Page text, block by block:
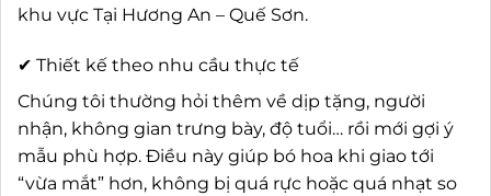
khu vực Tại Hương An – Quế Sơn.
✔ Thiết kế theo nhu cầu thực tế
Chúng tôi thường hỏi thêm về dịp tặng, người
nhận, không gian trưng bày, độ tuổi… rồi mới gợi ý
mẫu phù hợp. Điều này giúp bó hoa khi giao tới
“vừa mắt” hơn, không bị quá rực hoặc quá nhạt so